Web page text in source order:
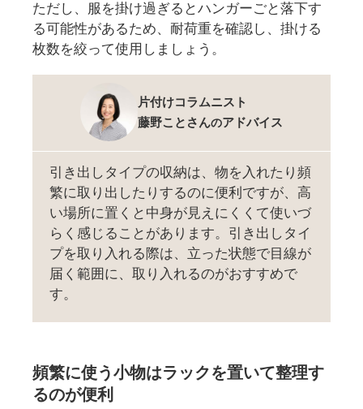
ただし、服を掛け過ぎるとハンガーごと落下す
る可能性があるため、耐荷重を確認し、掛ける
枚数を絞って使用しましょう。
片付けコラムニスト
藤野ことさんのアドバイス
引き出しタイプの収納は、物を入れたり頻
繁に取り出したりするのに便利ですが、高
い場所に置くと中身が見えにくくて使いづ
らく感じることがあります。引き出しタイ
プを取り入れる際は、立った状態で目線が
届く範囲に、取り入れるのがおすすめで
す。
頻繁に使う小物はラックを置いて整理す
るのが便利